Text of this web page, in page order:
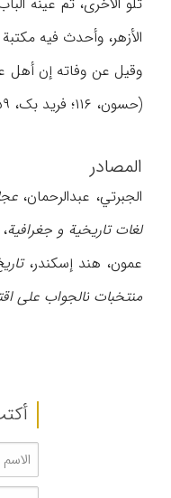
الأزهر، وأحدث فیه مکتبة (ظ:
(حسون، ۱۱۶؛ فرید بک، ۳۵۹)، بینما تحدث آخرون عن موته بالوباء (رفعت، ن.ص). نقل جنده جثمانه إلی القاهرة ودفنوه في مدرسة تجاه الأزهر (منقریوس،ن.ص).
المصادر
الجبرتي، عبدالرحمان،
لغات تاریخیة و جغرافیة،
عمون، هند إسکندر،
منتخبات نالجواب علی